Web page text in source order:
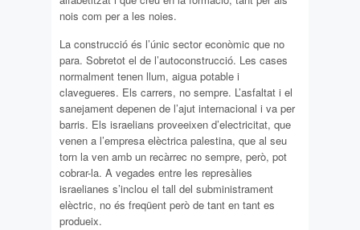
nois com per a les noies.
La construcció és l’únic sector econòmic que no
para. Sobretot el de l’autoconstrucció. Les cases
normalment tenen llum, aigua potable i
clavegueres. Els carrers, no sempre. L’asfaltat i el
sanejament depenen de l’ajut internacional i va per
barris. Els israelians proveeixen d’electricitat, que
venen a l’empresa elèctrica palestina, que al seu
torn la ven amb un recàrrec no sempre, però, pot
cobrar-la. A vegades entre les represàlies
israelianes s’inclou el tall del subministrament
elèctric, no és freqüent però de tant en tant es
produeix.